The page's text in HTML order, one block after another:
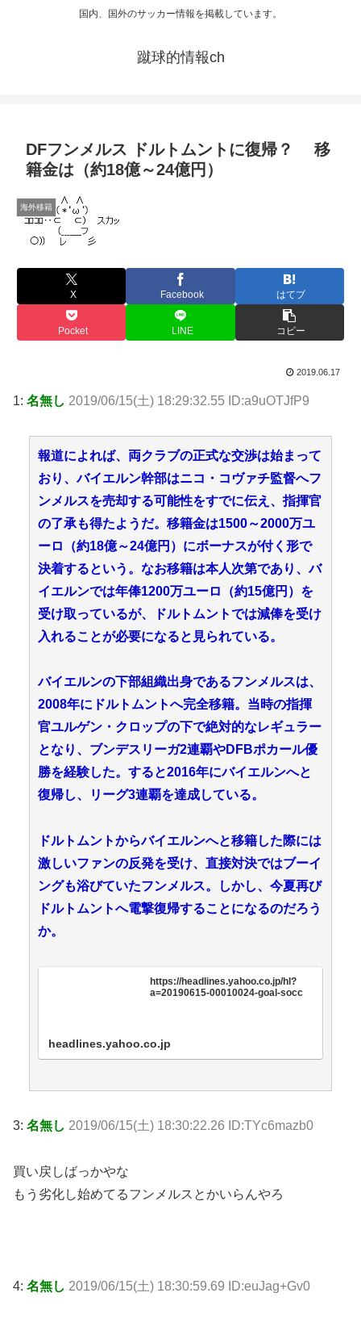
国内、国外のサッカー情報を掲載しています。
蹴球的情報ch
DFフンメルス ドルトムントに復帰？ 移
籍金は（約18億～24億円）
海外移籍
X Facebook はてブ
Pocket LINE コピー
2019.06.17
1: 名無し 2019/06/15(土) 18:29:32.55 ID:a9uOTJfP9
報道によれば、両クラブの正式な交渉は始まって
おり、バイエルン幹部はニコ・コヴァチ監督へフ
ンメルスを売却する可能性をすでに伝え、指揮官
の了承も得たようだ。移籍金は1500～2000万ユ
ーロ（約18億～24億円）にボーナスが付く形で
決着するという。なお移籍は本人次第であり、バ
イエルンでは年俸1200万ユーロ（約15億円）を
受け取っているが、ドルトムントでは減俸を受け
入れることが必要になると見られている。
バイエルンの下部組織出身であるフンメルスは、
2008年にドルトムントへ完全移籍。当時の指揮
官ユルゲン・クロップの下で絶対的なレギュラー
となり、ブンデスリーガ2連覇やDFBポカール優
勝を経験した。すると2016年にバイエルンへと
復帰し、リーグ3連覇を達成している。
ドルトムントからバイエルンへと移籍した際には
激しいファンの反発を受け、直接対決ではブーイ
ングも浴びていたフンメルス。しかし、今夏再び
ドルトムントへ電撃復帰することになるのだろう
か。
https://headlines.yahoo.co.jp/hl?
a=20190615-00010024-goal-socc
headlines.yahoo.co.jp
3: 名無し 2019/06/15(土) 18:30:22.26 ID:TYc6mazb0
買い戻しばっかやな
もう劣化し始めてるフンメルスとかいらんやろ
4: 名無し 2019/06/15(土) 18:30:59.69 ID:euJag+Gv0